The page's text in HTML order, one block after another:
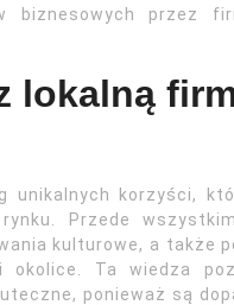
biznesowych przez
lokalną
unikalnych korzyści,
Przede
kulturowe, a także
okolice. Ta wiedza
ponieważ są